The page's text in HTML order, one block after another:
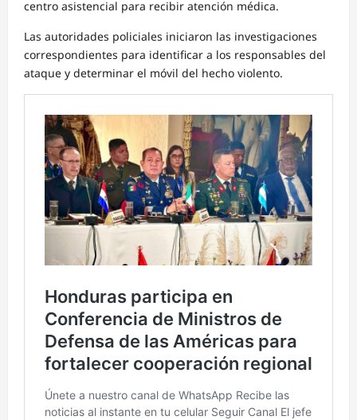
centro asistencial para recibir atención médica.
Las autoridades policiales iniciaron las investigaciones
correspondientes para identificar a los responsables del
ataque y determinar el móvil del hecho violento.